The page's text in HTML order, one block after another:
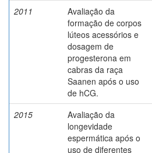
2011
Avaliação da
formação de corpos
lúteos acessórios e
dosagem de
progesterona em
cabras da raça
Saanen após o uso
de hCG.
2015
Avaliação da
longevidade
espermática após o
uso de diferentes